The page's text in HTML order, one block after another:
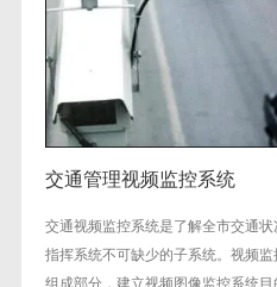
交通管理视频监控系统
交通视频监控系统是了解全市交通
指挥系统不可缺少的子系统。视频
组成部分，建立视频图像监控系统目